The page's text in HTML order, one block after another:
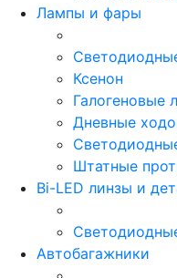
Лампы и фары
Ксенон
Галогеновые
Дневные
Штатные
Bi-LED линзы и
Автобагажники